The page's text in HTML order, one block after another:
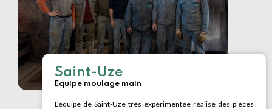
Saint-Uze
Equipe moulage main
L’équipe de Saint-Uze très expérimentée réalise des pièces